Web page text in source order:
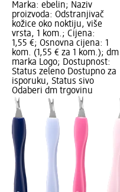
Marka: ebelin; Naziv
proizvoda: Odstranjivač
kožice oko noktiju, više
vrsta, 1 kom.; Cijena:
1,55 €; Osnovna cijena: 1
kom. (1,55 € za 1 kom.); dm
marka Logo; Dostupnost:
Status zeleno Dostupno za
isporuku, Status sivo
Odaberi dm trgovinu